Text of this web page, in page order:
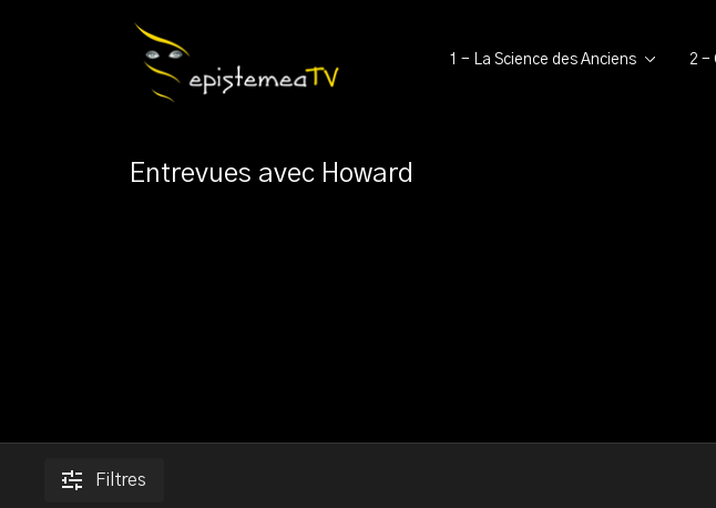
1 - La Science des Anciens 2 -
Entrevues avec Howard
Filtres